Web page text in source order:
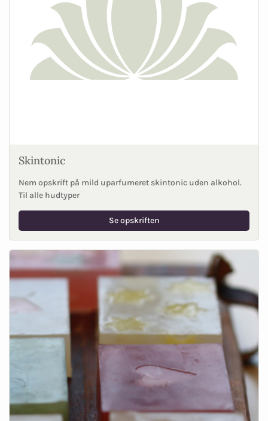
Skintonic
Nem opskrift på mild uparfumeret skintonic uden alkohol.
Til alle hudtyper
Se opskriften